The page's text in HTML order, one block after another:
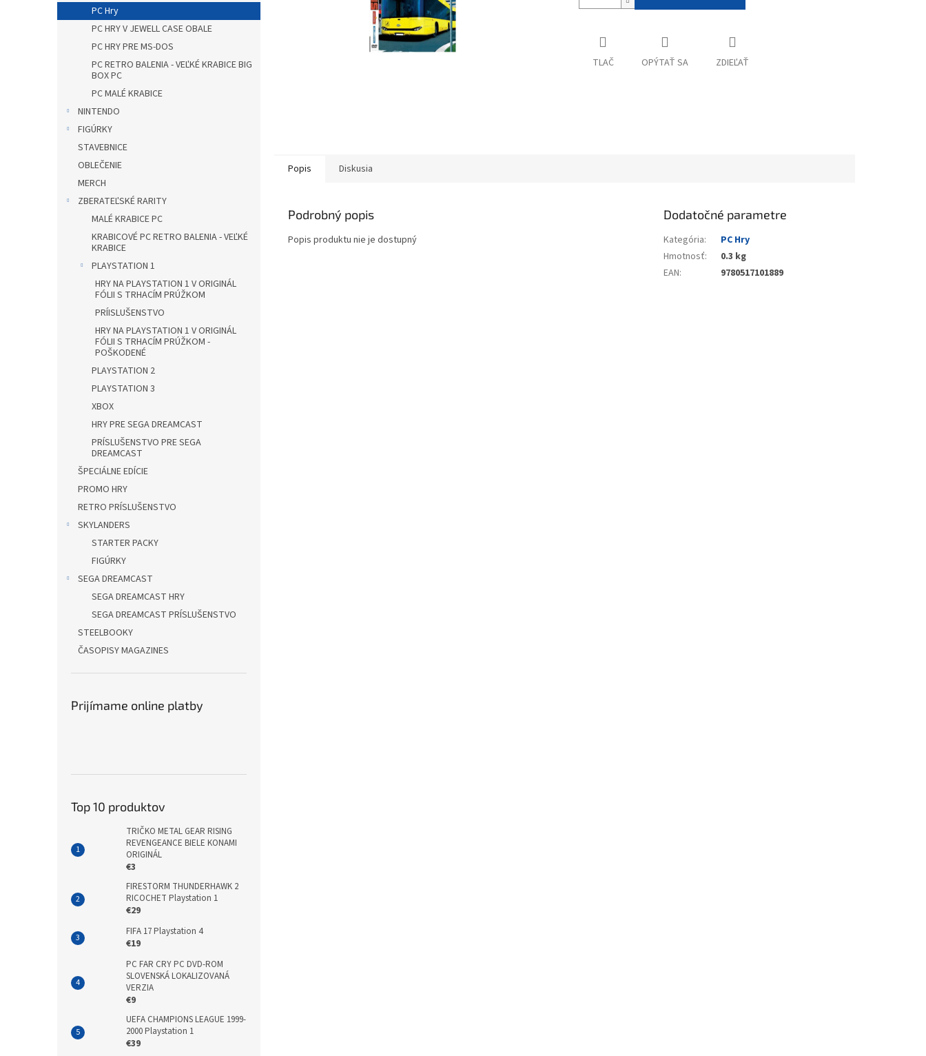
PC Hry
PC HRY V JEWELL CASE OBALE
PC HRY PRE MS-DOS
PC RETRO BALENIA - VEĽKÉ KRABICE BIG
BOX PC
PC MALÉ KRABICE
NINTENDO
FIGÚRKY
STAVEBNICE
OBLEČENIE
MERCH
ZBERATEĽSKÉ RARITY
MALÉ KRABICE PC
KRABICOVÉ PC RETRO BALENIA - VEĽKÉ
KRABICE
PLAYSTATION 1
HRY NA PLAYSTATION 1 V ORIGINÁL
FÓLII S TRHACÍM PRÚŽKOM
PRÍISLUŠENSTVO
HRY NA PLAYSTATION 1 V ORIGINÁL
FÓLII S TRHACÍM PRÚŽKOM -
POŠKODENÉ
PLAYSTATION 2
PLAYSTATION 3
XBOX
HRY PRE SEGA DREAMCAST
PRÍSLUŠENSTVO PRE SEGA
DREAMCAST
ŠPECIÁLNE EDÍCIE
PROMO HRY
RETRO PRÍSLUŠENSTVO
SKYLANDERS
STARTER PACKY
FIGÚRKY
SEGA DREAMCAST
SEGA DREAMCAST HRY
SEGA DREAMCAST PRÍSLUŠENSTVO
STEELBOOKY
ČASOPISY MAGAZINES
Prijímame online platby
Top 10 produktov
TRIČKO METAL GEAR RISING
REVENGEANCE BIELE KONAMI
ORIGINÁL
€3
FIRESTORM THUNDERHAWK 2
RICOCHET Playstation 1
€29
FIFA 17 Playstation 4
€19
PC FAR CRY PC DVD-ROM
SLOVENSKÁ LOKALIZOVANÁ
VERZIA
€9
UEFA CHAMPIONS LEAGUE 1999-
2000 Playstation 1
€39
TLAČ OPÝTAŤ SA ZDIEĽAŤ
Popis Diskusia
Podrobný popis
Popis produktu nie je dostupný
Dodatočné parametre
Kategória:
PC Hry
Hmotnosť:
0.3 kg
EAN: 9780517101889